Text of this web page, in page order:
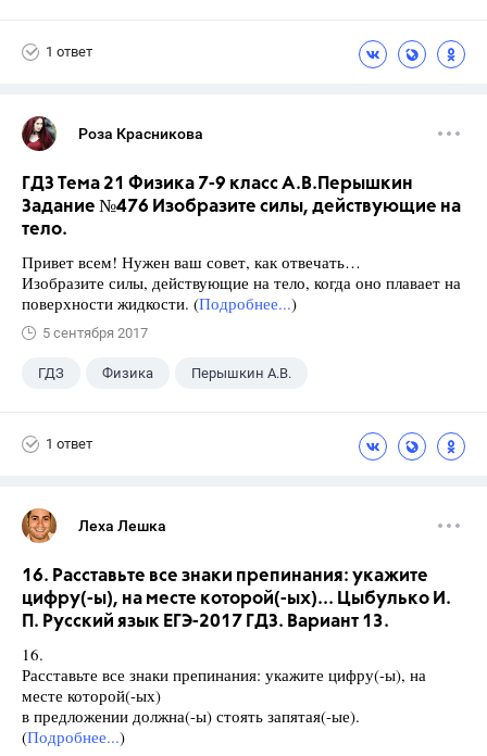
1 ответ
Роза Красникова
ГДЗ Тема 21 Физика 7-9 класс А.В.Перышкин
Задание №476 Изобразите силы, действующие на
тело.
Привет всем! Нужен ваш совет, как отвечать…
Изобразите силы, действующие на тело, когда оно плавает на
поверхности жидкости. (Подробнее...)
5 сентября 2017
ГДЗ Физика Перышкин А.В.
1 ответ
Леха Лешка
16. Расставьте все знаки препинания: укажите
цифру(-ы), на месте которой(-ых)... Цыбулько И.
П. Русский язык ЕГЭ-2017 ГДЗ. Вариант 13.
16.
Расставьте все знаки препинания: укажите цифру(-ы), на
месте которой(-ых)
в предложении должна(-ы) стоять запятая(-ые).
(Подробнее...)